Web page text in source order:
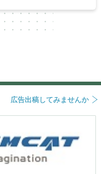
広告出稿してみませんか